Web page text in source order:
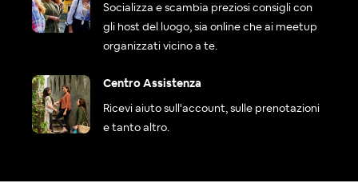
Socializza e scambia preziosi consigli con
gli host del luogo, sia online che ai meetup
organizzati vicino a te.
Centro Assistenza
Ricevi aiuto sull'account, sulle prenotazioni
e tanto altro.